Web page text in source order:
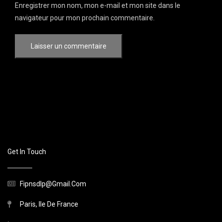
Enregistrer mon nom, mon e-mail et mon site dans le
navigateur pour mon prochain commentaire.
Get In Touch
Fipnsdlp@gmail.com
Paris, Ile De France